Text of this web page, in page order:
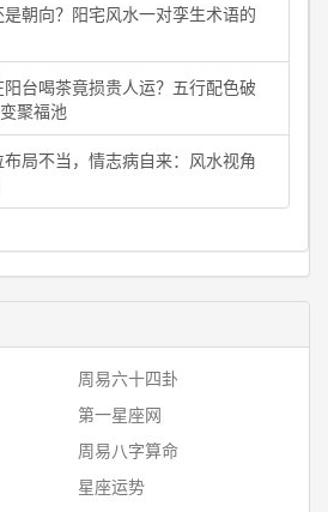
是朝向？阳宅风水一对孪生术语的
阳台喝茶竟损贵人运？五行配色破
聚福池
布局不当，情志病自来：风水视角
周易六十四卦
第一星座网
周易八字算命
星座运势